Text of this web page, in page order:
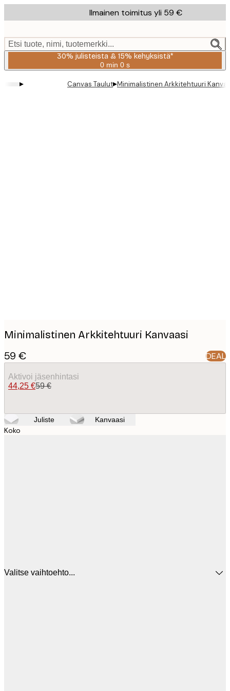
to
content.
Ilmainen toimitus yli 59 €
Etsi tuote, nimi, tuotemerkki...
30% julisteista & 15% kehyksistä*
0 min 0 s
Voimassa
2026-
▸ Canvas Taulut▸Minimalistinen Arkkitehtuuri
Minimalistinen Arkkitehtuuri Kanvaasi
59 € DEAL
Aktivoi jäsenhintasi
44,25 €59 €
Juliste Kanvaasi
Koko
Valitse vaihtoehto...